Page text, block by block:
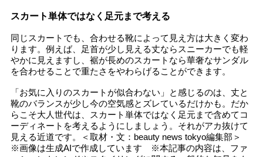
スカート単体ではなく足元まで考える
同じスカートでも、合わせる靴によって見え方は大きく変わ
ります。例えば、足首が少し見える丈ならスニーカーでも軽
やかに見えますし、裾が長めのスカートなら華奢なサンダル
を合わせることで重たさをやわらげることができます。
「お気に入りのスカートが似合わない」と感じるのは、丈と
靴のバランスが少し今の空気感とズレているだけかも。だか
らこそ大人世代は、スカート単体ではなく足元まで含めてコ
ーディネートを考えるようにしましょう。それがアカ抜けて
見える近道です。＜取材・文：beauty news tokyo編集部＞
※画像は生成AIで作成しています ※本記事の内容は、ファ